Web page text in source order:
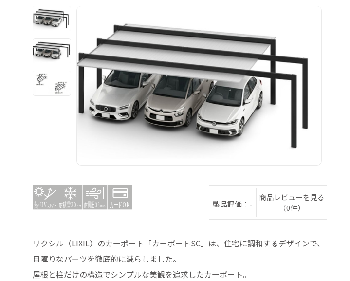
製品評価：-
商品レビューを見る
（0件）
リクシル（LIXIL）のカーポート「カーポートSC」は、住宅に調和するデザインで、
目障りなパーツを徹底的に減らしました。
屋根と柱だけの構造でシンプルな美観を追求したカーポート。